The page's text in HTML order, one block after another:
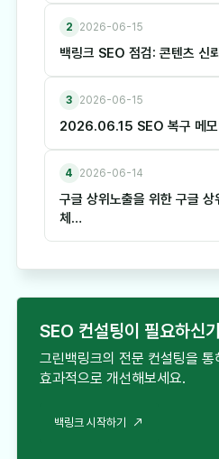
2 2026-06-15
백링크 SEO 점검: 콘텐츠 신
3 2026-06-15
2026.06.15 SEO 복구 메모
4 2026-06-14
구글 상위노출을 위한 구글
체…
SEO 컨설팅이 필요하신
그린백링크의 전문 컨설팅을
효과적으로 개선해보세요.
백링크 시작하기